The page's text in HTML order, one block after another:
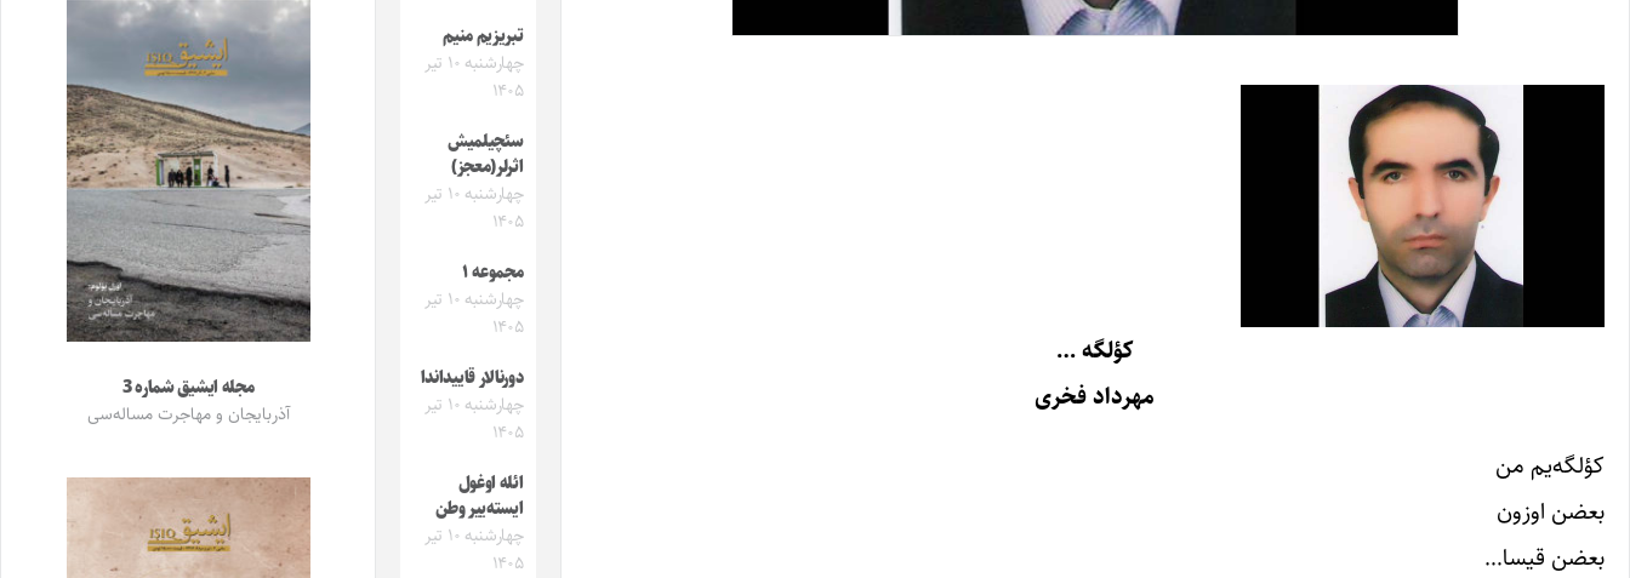
کؤلگه …
مهرداد فخری
کؤلگه‌یم من
بعضن اوزون
بعضن قیسا…
تبریزیم منیم
چهارشنبه ۱۰ تیر
۱۴۰۵
سئچیلمیش
اثرلر(معجز)
چهارشنبه ۱۰ تیر
۱۴۰۵
مجموعه ۱
چهارشنبه ۱۰ تیر
۱۴۰۵
دورنالار قاییداندا
چهارشنبه ۱۰ تیر
۱۴۰۵
ائله اوغول
ایسته‌ییر وطن
چهارشنبه ۱۰ تیر
۱۴۰۵
مجله ایشیق شماره 3
آذربایجان و مهاجرت مساله‌سی